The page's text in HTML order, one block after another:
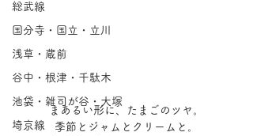
総武線
国分寺・国立・立川
浅草・蔵前
谷中・根津・千駄木
池袋・雑司が谷・大塚
埼京線
まあるい形に、たまごのツヤ。
季節とジャムとクリームと。